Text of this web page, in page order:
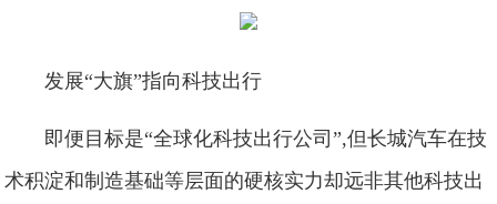
发展“大旗”指向科技出行
即便目标是“全球化科技出行公司”,但长城汽车在技
术积淀和制造基础等层面的硬核实力却远非其他科技出